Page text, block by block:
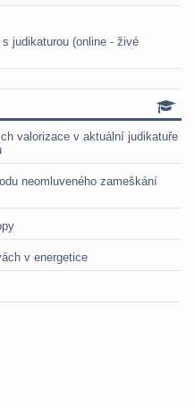
judikaturou (online - živé
valorizace v aktuální judikatuře
neomluveného zameškání
v energetice